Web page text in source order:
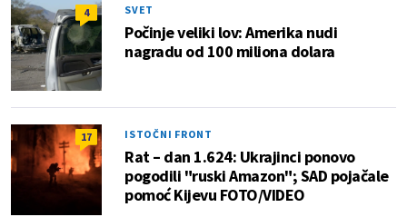
4 SVET
Počinje veliki lov: Amerika nudi
nagradu od 100 miliona dolara
17 ISTOČNI FRONT
Rat – dan 1.624: Ukrajinci ponovo
pogodili "ruski Amazon"; SAD pojačale
pomoć Kijevu FOTO/VIDEO